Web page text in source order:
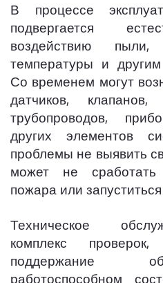
В процессе
подвергается
воздействию
температуры и
Со временем могут
датчиков,
трубопроводов,
других элементов
проблемы не выявить
может не сработать
пожара или
Техническое
комплекс
поддержание